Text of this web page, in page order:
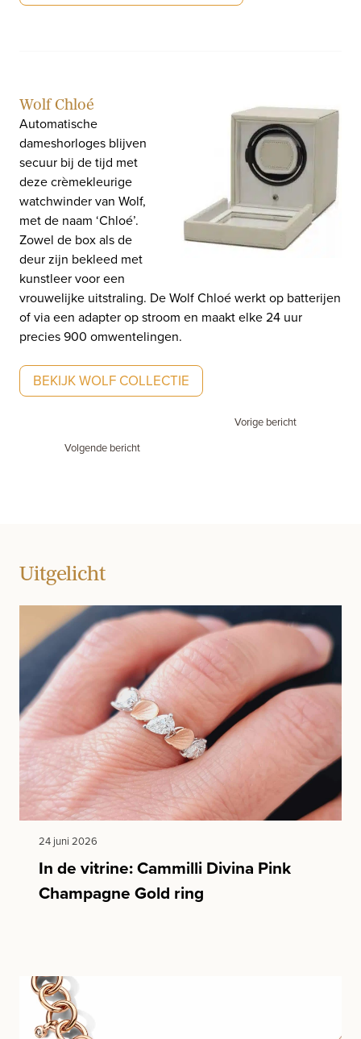
Wolf Chloé
Automatische
dameshorloges blijven
secuur bij de tijd met
deze crèmekleurige
watchwinder van Wolf,
met de naam ‘Chloé’.
Zowel de box als de
deur zijn bekleed met
kunstleer voor een
vrouwelijke uitstraling. De Wolf Chloé werkt op batterijen
of via een adapter op stroom en maakt elke 24 uur
precies 900 omwentelingen.
BEKIJK WOLF COLLECTIE
Vorige bericht
Volgende bericht
Uitgelicht
24 juni 2026
In de vitrine: Cammilli Divina Pink
Champagne Gold ring